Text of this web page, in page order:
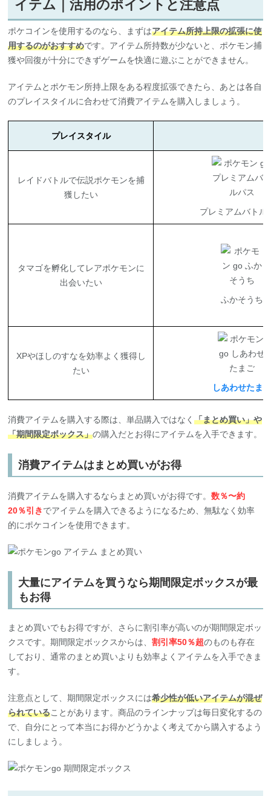
獲や回復が十分にできずゲームを快適に遊ぶことができません。
アイテムとポケモン所持上限をある程度拡張できたら、あとは各自
プレイスタイル
獲したい
出会いたい
ふかそうち
たい
しあわせたま
「期間限定ボックス」 の購入だとお得にアイテムを入手できます。
20％引きでアイテムを購入できるようになるため、無駄なく効率
的にポケコインを使用できます。
もお得
クスです。期間限定ボックスからは、割引率50％超のものも存在
しており、通常のまとめ買いよりも効率よくアイテムを入手できま
す。
られている ことがあります。商品のラインナップは毎日変化するの
で、自分にとって本当にお得かどうかよく考えてから購入するよう
にしましょう。
まとめ